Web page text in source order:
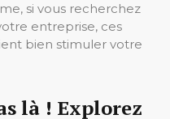
si vous recherchez
entreprise, ces
bien stimuler votre
là ! Explorez